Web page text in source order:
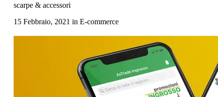
scarpe & accessori
15 Febbraio, 2021 in E-commerce